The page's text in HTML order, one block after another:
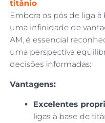
titânio
Embora os pós de liga
uma infinidade de
AM, é essencial
uma perspectiva
decisões informadas:
Vantagens:
Excelentes
ligas à base de